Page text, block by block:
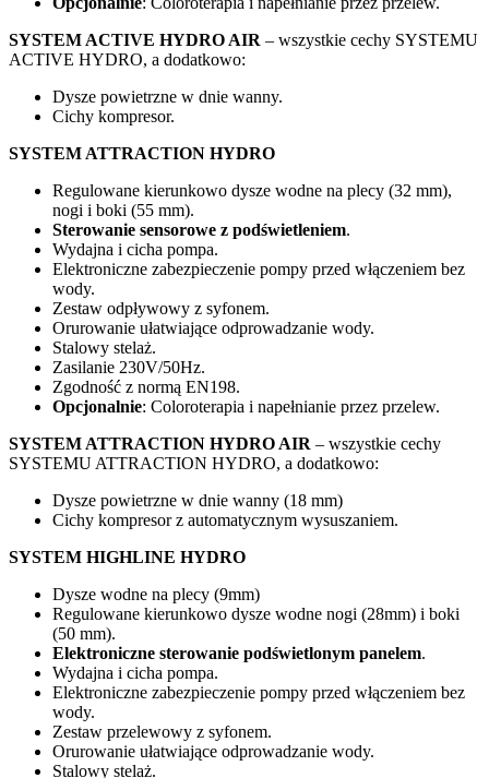
SYSTEM ACTIVE HYDRO AIR – wszystkie cechy SYSTEMU
ACTIVE HYDRO, a dodatkowo:
Dysze powietrzne w dnie wanny.
Cichy kompresor.
SYSTEM ATTRACTION HYDRO
Regulowane kierunkowo dysze wodne na plecy (32 mm),
nogi i boki (55 mm).
Sterowanie sensorowe z podświetleniem.
Wydajna i cicha pompa.
Elektroniczne zabezpieczenie pompy przed włączeniem bez
wody.
Zestaw odpływowy z syfonem.
Orurowanie ułatwiające odprowadzanie wody.
Stalowy stelaż.
Zasilanie 230V/50Hz.
Zgodność z normą EN198.
Opcjonalnie: Coloroterapia i napełnianie przez przelew.
SYSTEM ATTRACTION HYDRO AIR – wszystkie cechy
SYSTEMU ATTRACTION HYDRO, a dodatkowo:
Dysze powietrzne w dnie wanny (18 mm)
Cichy kompresor z automatycznym wysuszaniem.
SYSTEM HIGHLINE HYDRO
Dysze wodne na plecy (9mm)
Regulowane kierunkowo dysze wodne nogi (28mm) i boki
(50 mm).
Elektroniczne sterowanie podświetlonym panelem.
Wydajna i cicha pompa.
Elektroniczne zabezpieczenie pompy przed włączeniem bez
wody.
Zestaw przelewowy z syfonem.
Orurowanie ułatwiające odprowadzanie wody.
Stalowy stelaż.